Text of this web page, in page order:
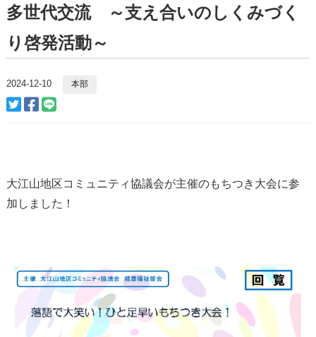
多世代交流 ～支え合いのしくみづく
り啓発活動～
2024-12-10 本部
大江山地区コミュニティ協議会が主催のもちつき大会に参
加しました！